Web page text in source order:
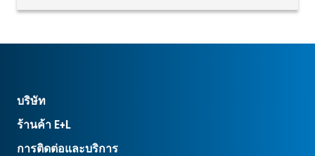
บริษัท
ร้านค้า E+L
การติดต่อและบริการ